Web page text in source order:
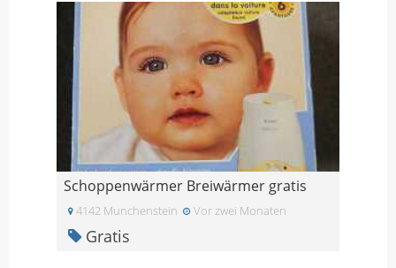
Schoppenwärmer Breiwärmer gratis
4142 Munchenstein Vor zwei Monaten
Gratis